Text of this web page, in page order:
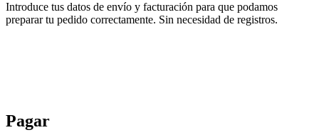
Introduce tus datos de envío y facturación para que podamos
preparar tu pedido correctamente. Sin necesidad de registros.
Pagar